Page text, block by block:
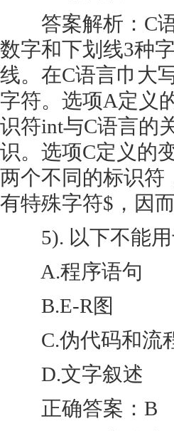
答案解析：C语
数字和下划线3种
线。在C语言巾大
字符。选项A定义
识符int与C语言的
识。选项C定义的
两个不同的标识符
有特殊字符$，因
5). 以下不能用
A.程序语句
B.E-R图
C.伪代码和流
D.文字叙述
正确答案：B